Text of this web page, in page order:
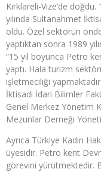
Kırklareli-Vize’de
yılında Sultanahmet
oldu. Özel sektörün
yaptıktan sonra 1989
“15 yıl boyunca Petro
yaptı. Hala turizm
işletmeciliği
İktisadi İdari Bilimler
Genel Merkez Yönetim
Mezunlar Derneği
Ayrıca Türkiye Kadın
üyesidir. Petro kent
görevini yürütmektedir.